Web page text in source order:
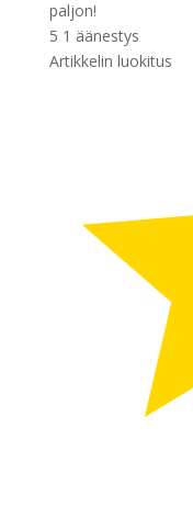
paljon!
5 1 äänestys
Artikkelin luokitus